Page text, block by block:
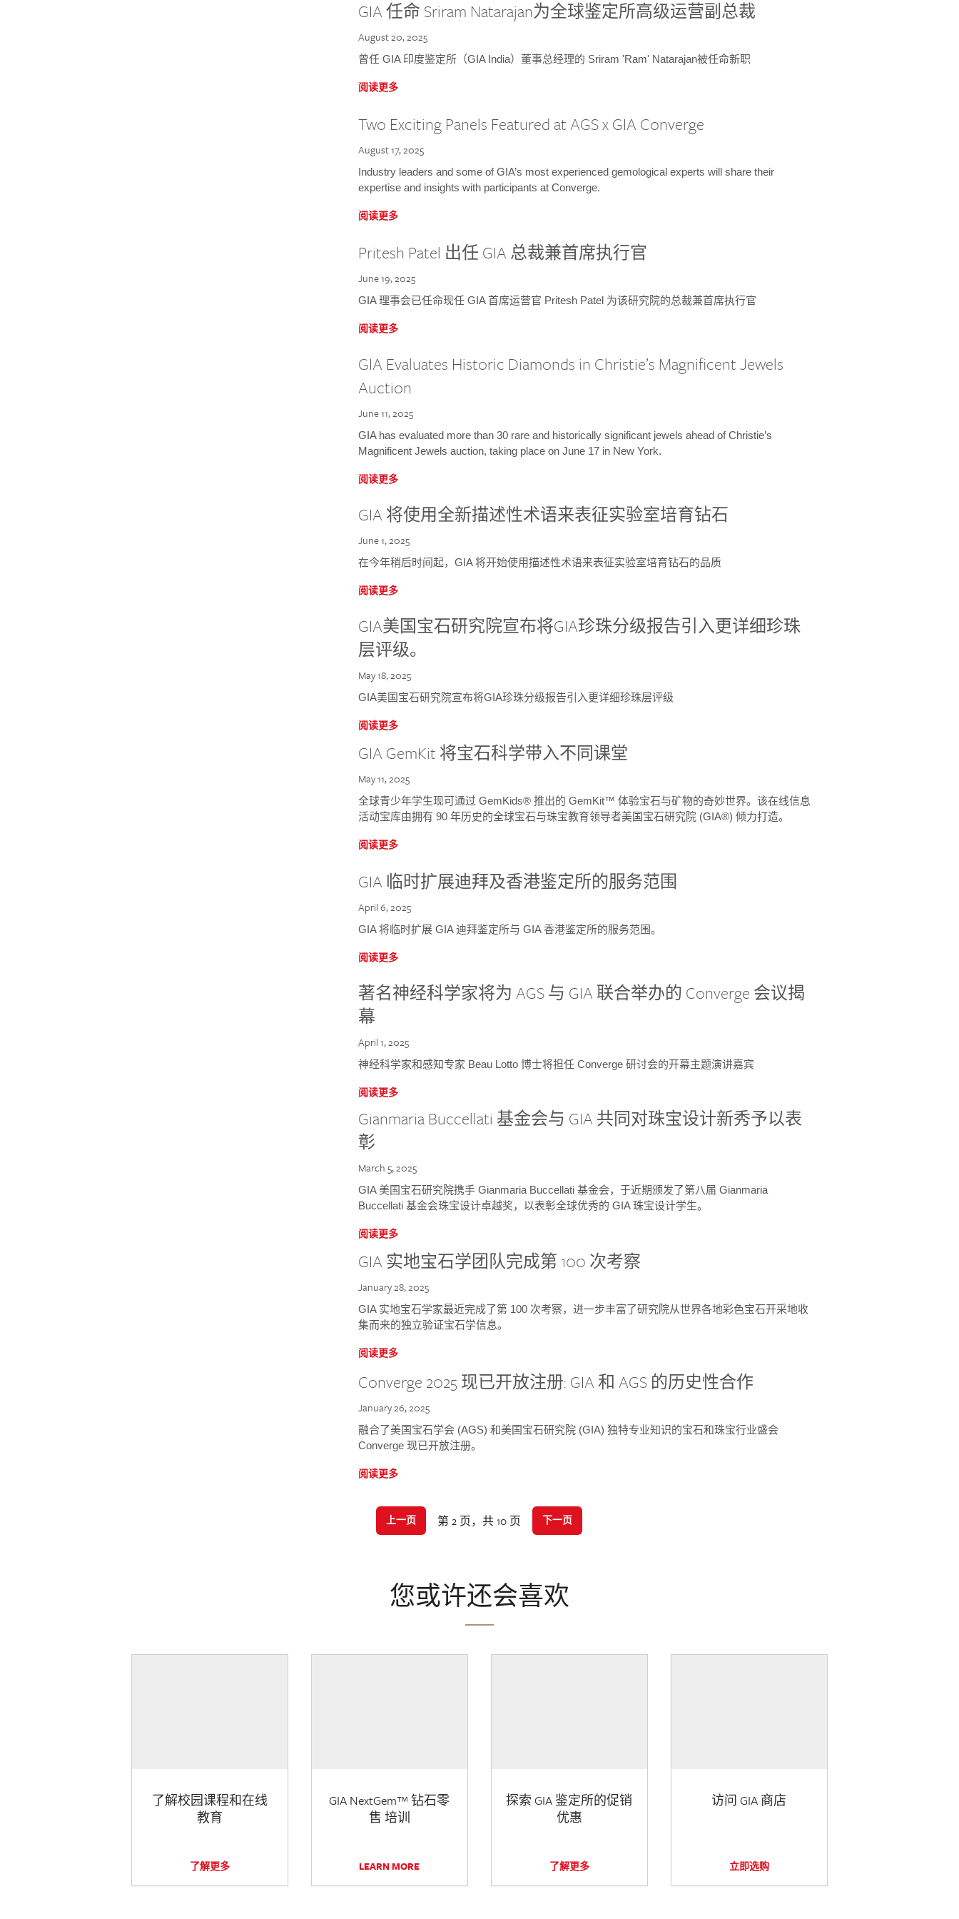
GIA 任命 Sriram Natarajan为全球鉴定所高级运营副总裁
August 20, 2025
曾任 GIA 印度鉴定所（GIA India）董事总经理的 Sriram 'Ram' Natarajan被任命新职
阅读更多
Two Exciting Panels Featured at AGS x GIA Converge
August 17, 2025
Industry leaders and some of GIA’s most experienced gemological experts will share their
expertise and insights with participants at Converge.
阅读更多
Pritesh Patel 出任 GIA 总裁兼首席执行官
June 19, 2025
GIA 理事会已任命现任 GIA 首席运营官 Pritesh Patel 为该研究院的总裁兼首席执行官
阅读更多
GIA Evaluates Historic Diamonds in Christie’s Magnificent Jewels
Auction
June 11, 2025
GIA has evaluated more than 30 rare and historically significant jewels ahead of Christie’s
Magnificent Jewels auction, taking place on June 17 in New York.
阅读更多
GIA 将使用全新描述性术语来表征实验室培育钻石
June 1, 2025
在今年稍后时间起，GIA 将开始使用描述性术语来表征实验室培育钻石的品质
阅读更多
GIA美国宝石研究院宣布将GIA珍珠分级报告引入更详细珍珠
层评级。
May 18, 2025
GIA美国宝石研究院宣布将GIA珍珠分级报告引入更详细珍珠层评级
阅读更多
GIA GemKit 将宝石科学带入不同课堂
May 11, 2025
全球青少年学生现可通过 GemKids® 推出的 GemKit™ 体验宝石与矿物的奇妙世界。该在线信息
活动宝库由拥有 90 年历史的全球宝石与珠宝教育领导者美国宝石研究院 (GIA®) 倾力打造。
阅读更多
GIA 临时扩展迪拜及香港鉴定所的服务范围
April 6, 2025
GIA 将临时扩展 GIA 迪拜鉴定所与 GIA 香港鉴定所的服务范围。
阅读更多
著名神经科学家将为 AGS 与 GIA 联合举办的 Converge 会议揭
幕
April 1, 2025
神经科学家和感知专家 Beau Lotto 博士将担任 Converge 研讨会的开幕主题演讲嘉宾
阅读更多
Gianmaria Buccellati 基金会与 GIA 共同对珠宝设计新秀予以表
彰
March 5, 2025
GIA 美国宝石研究院携手 Gianmaria Buccellati 基金会，于近期颁发了第八届 Gianmaria
Buccellati 基金会珠宝设计卓越奖，以表彰全球优秀的 GIA 珠宝设计学生。
阅读更多
GIA 实地宝石学团队完成第 100 次考察
January 28, 2025
GIA 实地宝石学家最近完成了第 100 次考察，进一步丰富了研究院从世界各地彩色宝石开采地收
集而来的独立验证宝石学信息。
阅读更多
Converge 2025 现已开放注册: GIA 和 AGS 的历史性合作
January 26, 2025
融合了美国宝石学会 (AGS) 和美国宝石研究院 (GIA) 独特专业知识的宝石和珠宝行业盛会
Converge 现已开放注册。
阅读更多
上一页 第 2 页，共 10 页 下一页
您或许还会喜欢
了解校园课程和在线
教育
了解更多
GIA NextGem™ 钻石零
售 培训
LEARN MORE
探索 GIA 鉴定所的促销
优惠
了解更多
访问 GIA 商店
立即选购